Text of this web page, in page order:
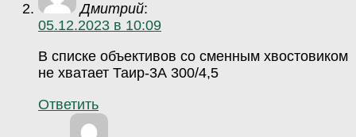
Дмитрий:
05.12.2023 в 10:09
В списке объективов со сменным хвостовиком
не хватает Таир-3А 300/4,5
Ответить